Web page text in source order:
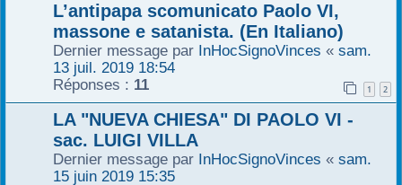
L’antipapa scomunicato Paolo VI,
massone e satanista. (En Italiano)
Dernier message par InHocSignoVinces « sam.
13 juil. 2019 18:54
Réponses : 11 1 2
LA "NUEVA CHIESA" DI PAOLO VI -
sac. LUIGI VILLA
Dernier message par InHocSignoVinces « sam.
15 juin 2019 15:35